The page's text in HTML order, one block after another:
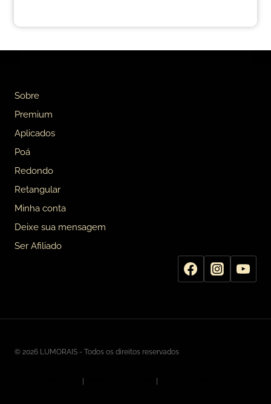
Sobre
Premium
Aplicados
Poá
Redondo
Retangular
Minha conta
Deixe sua mensagem
Ser Afiliado
© 2026 LUMORAIS - Todos os direitos reservados
| |